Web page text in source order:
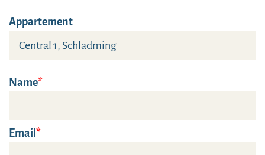
Appartement
Name
Email